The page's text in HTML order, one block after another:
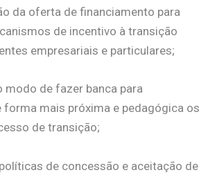
da oferta de financiamento para
de incentivo à transição
empresariais e particulares;
modo de fazer banca para
forma mais próxima e pedagógica os
de transição;
de concessão e aceitação de